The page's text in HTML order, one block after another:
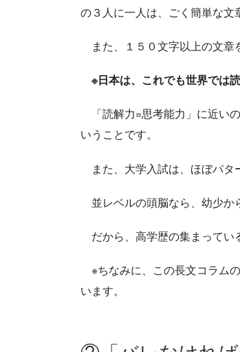
の３人に一人は、ごく簡単な文
また、１５０文字以上の文章
※日本は、これでも世界では
「読解力=思考能力」に近い
いうことです。
また、大学入試は、ほぼパタ
並レベルの頭脳なら、幼少か
だから、高学歴の集まってい
※ちなみに、この長文コラム
います。